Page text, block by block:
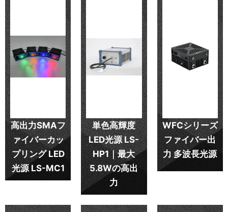
高出力SMAフ
ァイバーカッ
プリング LED
光源 LS-MC1
単色高輝度
LED光源 LS-
HP1｜最大
5.8Wの高出
力
WFCシリーズ
ファイバー出
力 多波長光源